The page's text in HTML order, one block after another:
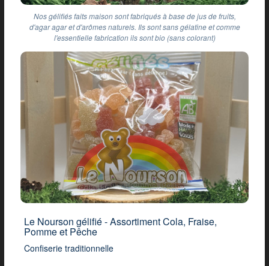
Nos gélifiés faits maison sont fabriqués à base de jus de fruits,
d'agar agar et d'arômes naturels. Ils sont sans gélatine et comme
l'essentielle fabrication ils sont bio (sans colorant)
Le Nourson gélifié - Assortiment Cola, Fraise,
Pomme et Pêche
Confiserie traditionnelle